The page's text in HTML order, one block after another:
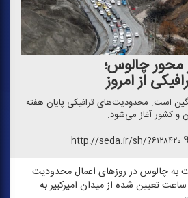
محور چالوس؛
از امروز
است. محدودیت‌های ترافیكی پایان هفته
و كشور آغاز می‌شود.
http://seda.ir/sh/?۶۱۲۸۴۲۰
به چالوس در روز‌های اعمال محدودیت
تعیین شده از میدان امیركبیر به